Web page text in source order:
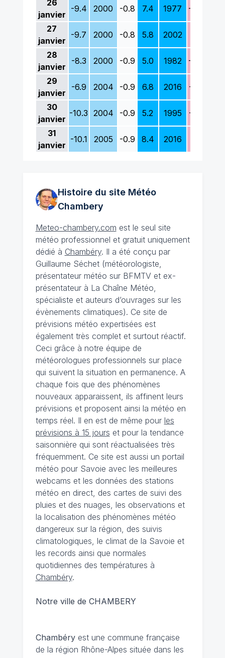
26
janvier
-9.4 2000 -0.8 7.4 1977 -0.3
27
janvier
-9.7 2000 -0.8 5.8 2002
28
janvier
-8.3 2000 -0.9 5.0 1982 -0.2
29
janvier
-6.9 2004 -0.9 6.8 2016 -1.0
30
janvier
-10.3 2004 -0.9 5.2 1995 -1.0
31
janvier
-10.1 2005 -0.9 8.4 2016
Histoire du site Météo
Chambery
Meteo-chambery.com est le seul site
météo professionnel et gratuit uniquement
dédié à Chambéry. Il a été conçu par
Guillaume Séchet (météorologiste,
présentateur météo sur BFMTV et ex-
présentateur à La Chaîne Météo,
spécialiste et auteurs d’ouvrages sur les
évènements climatiques). Ce site de
prévisions météo expertisées est
également très complet et surtout réactif.
Ceci grâce à notre équipe de
météorologues professionnels sur place
qui suivent la situation en permanence. A
chaque fois que des phénomènes
nouveaux apparaissent, ils affinent leurs
prévisions et proposent ainsi la météo en
temps réel. Il en est de même pour les
prévisions à 15 jours et pour la tendance
saisonnière qui sont réactualisées très
fréquemment. Ce site est aussi un portail
météo pour Savoie avec les meilleures
webcams et les données des stations
météo en direct, des cartes de suivi des
pluies et des nuages, les observations et
la localisation des phénomènes météo
dangereux sur la région, des suivis
climatologiques, le climat de la Savoie et
les records ainsi que normales
quotidiennes des températures à
Chambéry.
Notre ville de CHAMBERY
Chambéryest une commune française
de la région Rhône-Alpes située dans les